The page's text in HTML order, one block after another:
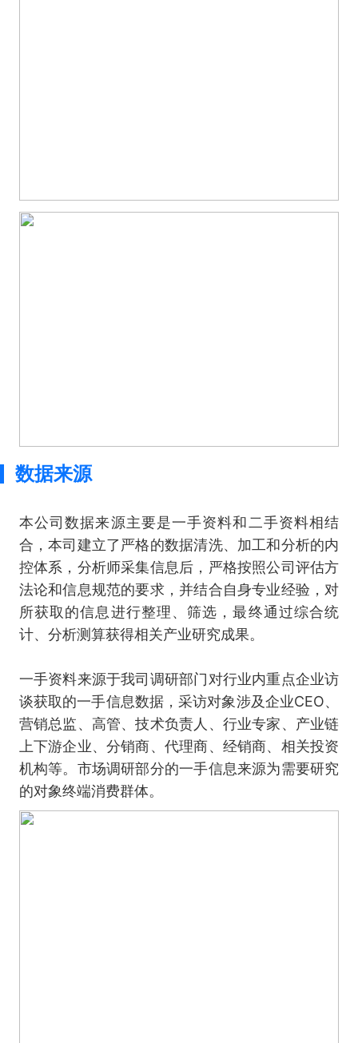
数据来源
本公司数据来源主要是一手资料和二手资料相结
合，本司建立了严格的数据清洗、加工和分析的内
控体系，分析师采集信息后，严格按照公司评估方
法论和信息规范的要求，并结合自身专业经验，对
所获取的信息进行整理、筛选，最终通过综合统
计、分析测算获得相关产业研究成果。
一手资料来源于我司调研部门对行业内重点企业访
谈获取的一手信息数据，采访对象涉及企业CEO、
营销总监、高管、技术负责人、行业专家、产业链
上下游企业、分销商、代理商、经销商、相关投资
机构等。市场调研部分的一手信息来源为需要研究
的对象终端消费群体。